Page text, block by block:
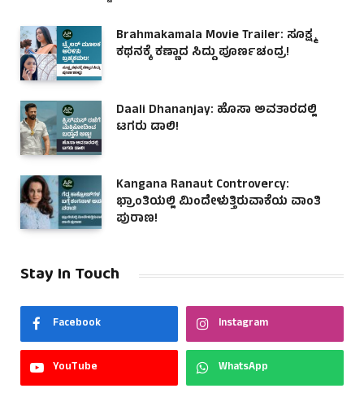
Brahmakamala Movie Trailer: ಸೂಕ್ಷ್ಮ
ಕಥನಕ್ಕೆ ಕಣ್ಣಾದ ಸಿದ್ದು ಪೂರ್ಣಚಂದ್ರ!
Daali Dhananjay: ಹೊಸಾ ಅವತಾರದಲ್ಲಿ
ಟಗರು ಡಾಲಿ!
Kangana Ranaut Controvercy:
ಭ್ರಾಂತಿಯಲ್ಲಿ ಮಿಂದೇಳುತ್ತಿರುವಾಕೆಯ ವಾಂತಿ
ಪುರಾಣ!
Stay In Touch
Facebook Instagram
YouTube WhatsApp